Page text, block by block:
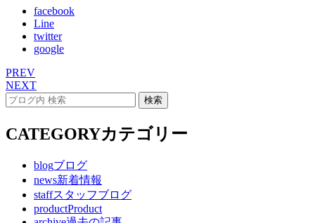
facebook
Line
twitter
google
PREV
NEXT
CATEGORYカテゴリー
blogブログ
news新着情報
staffスタッフブログ
productProduct